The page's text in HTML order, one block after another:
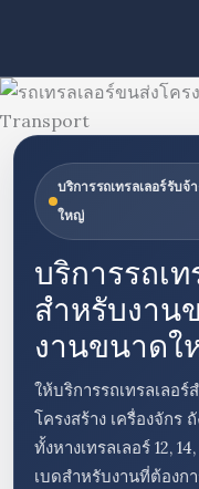
content
บริการรถเทรลเลอร์รับ
ใหญ่
บริการรถเ
สำหรับงาน
งานขนาดใ
ให้บริการรถเทรลเลอร์
โครงสร้าง เครื่องจักร
ทั้งหางเทรลเลอร์ 12,
เบดสำหรับงานที่ต้องก